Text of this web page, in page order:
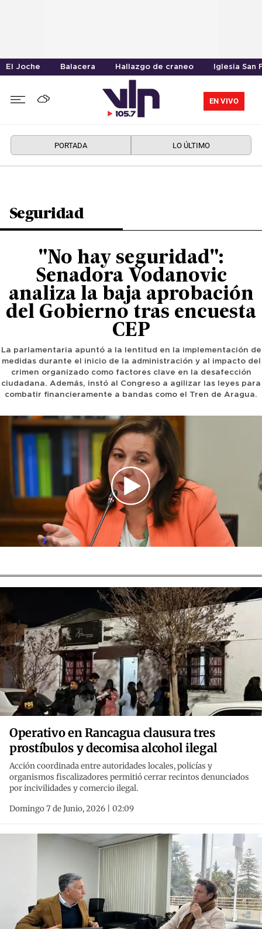
El Joche Balacera Hallazgo de craneo Iglesia San
EN VIVO
PORTADA LO ÚLTIMO
Seguridad
"No hay seguridad":
Senadora Vodanovic
analiza la baja aprobación
del Gobierno tras encuesta
CEP
La parlamentaria apuntó a la lentitud en la implementación de
medidas durante el inicio de la administración y al impacto del
crimen organizado como factores clave en la desafección
ciudadana. Además, instó al Congreso a agilizar las leyes para
combatir financieramente a bandas como el Tren de Aragua.
Operativo en Rancagua clausura tres
prostíbulos y decomisa alcohol ilegal
Acción coordinada entre autoridades locales, policías y
organismos fiscalizadores permitió cerrar recintos denunciados
por incivilidades y comercio ilegal.
Domingo 7 de Junio, 2026 | 02:09